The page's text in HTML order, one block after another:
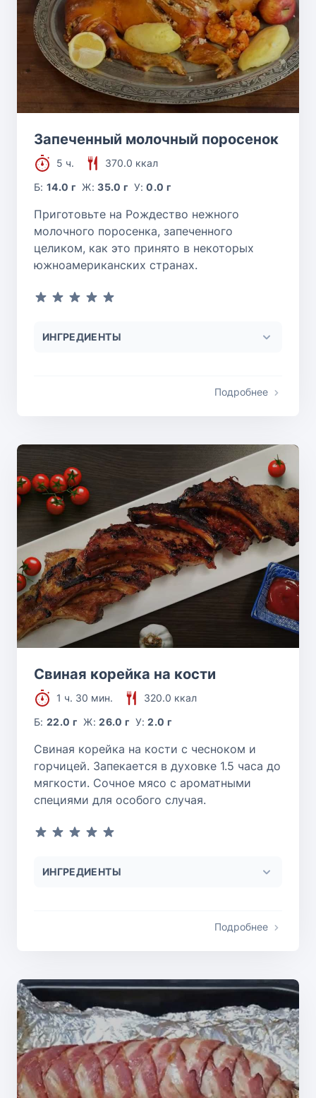
Запеченный молочный поросенок
5 ч.
370.0 ккал
Б:14.0 г Ж:35.0 г У:0.0 г
Приготовьте на Рождество нежного
молочного поросенка, запеченного
целиком, как это принято в некоторых
южноамериканских странах.
ИНГРЕДИЕНТЫ
Подробнее
Свиная корейка на кости
1 ч. 30 мин.
320.0 ккал
Б:22.0 г Ж:26.0 г У:2.0 г
Свиная корейка на кости с чесноком и
горчицей. Запекается в духовке 1.5 часа до
мягкости. Сочное мясо с ароматными
специями для особого случая.
ИНГРЕДИЕНТЫ
Подробнее